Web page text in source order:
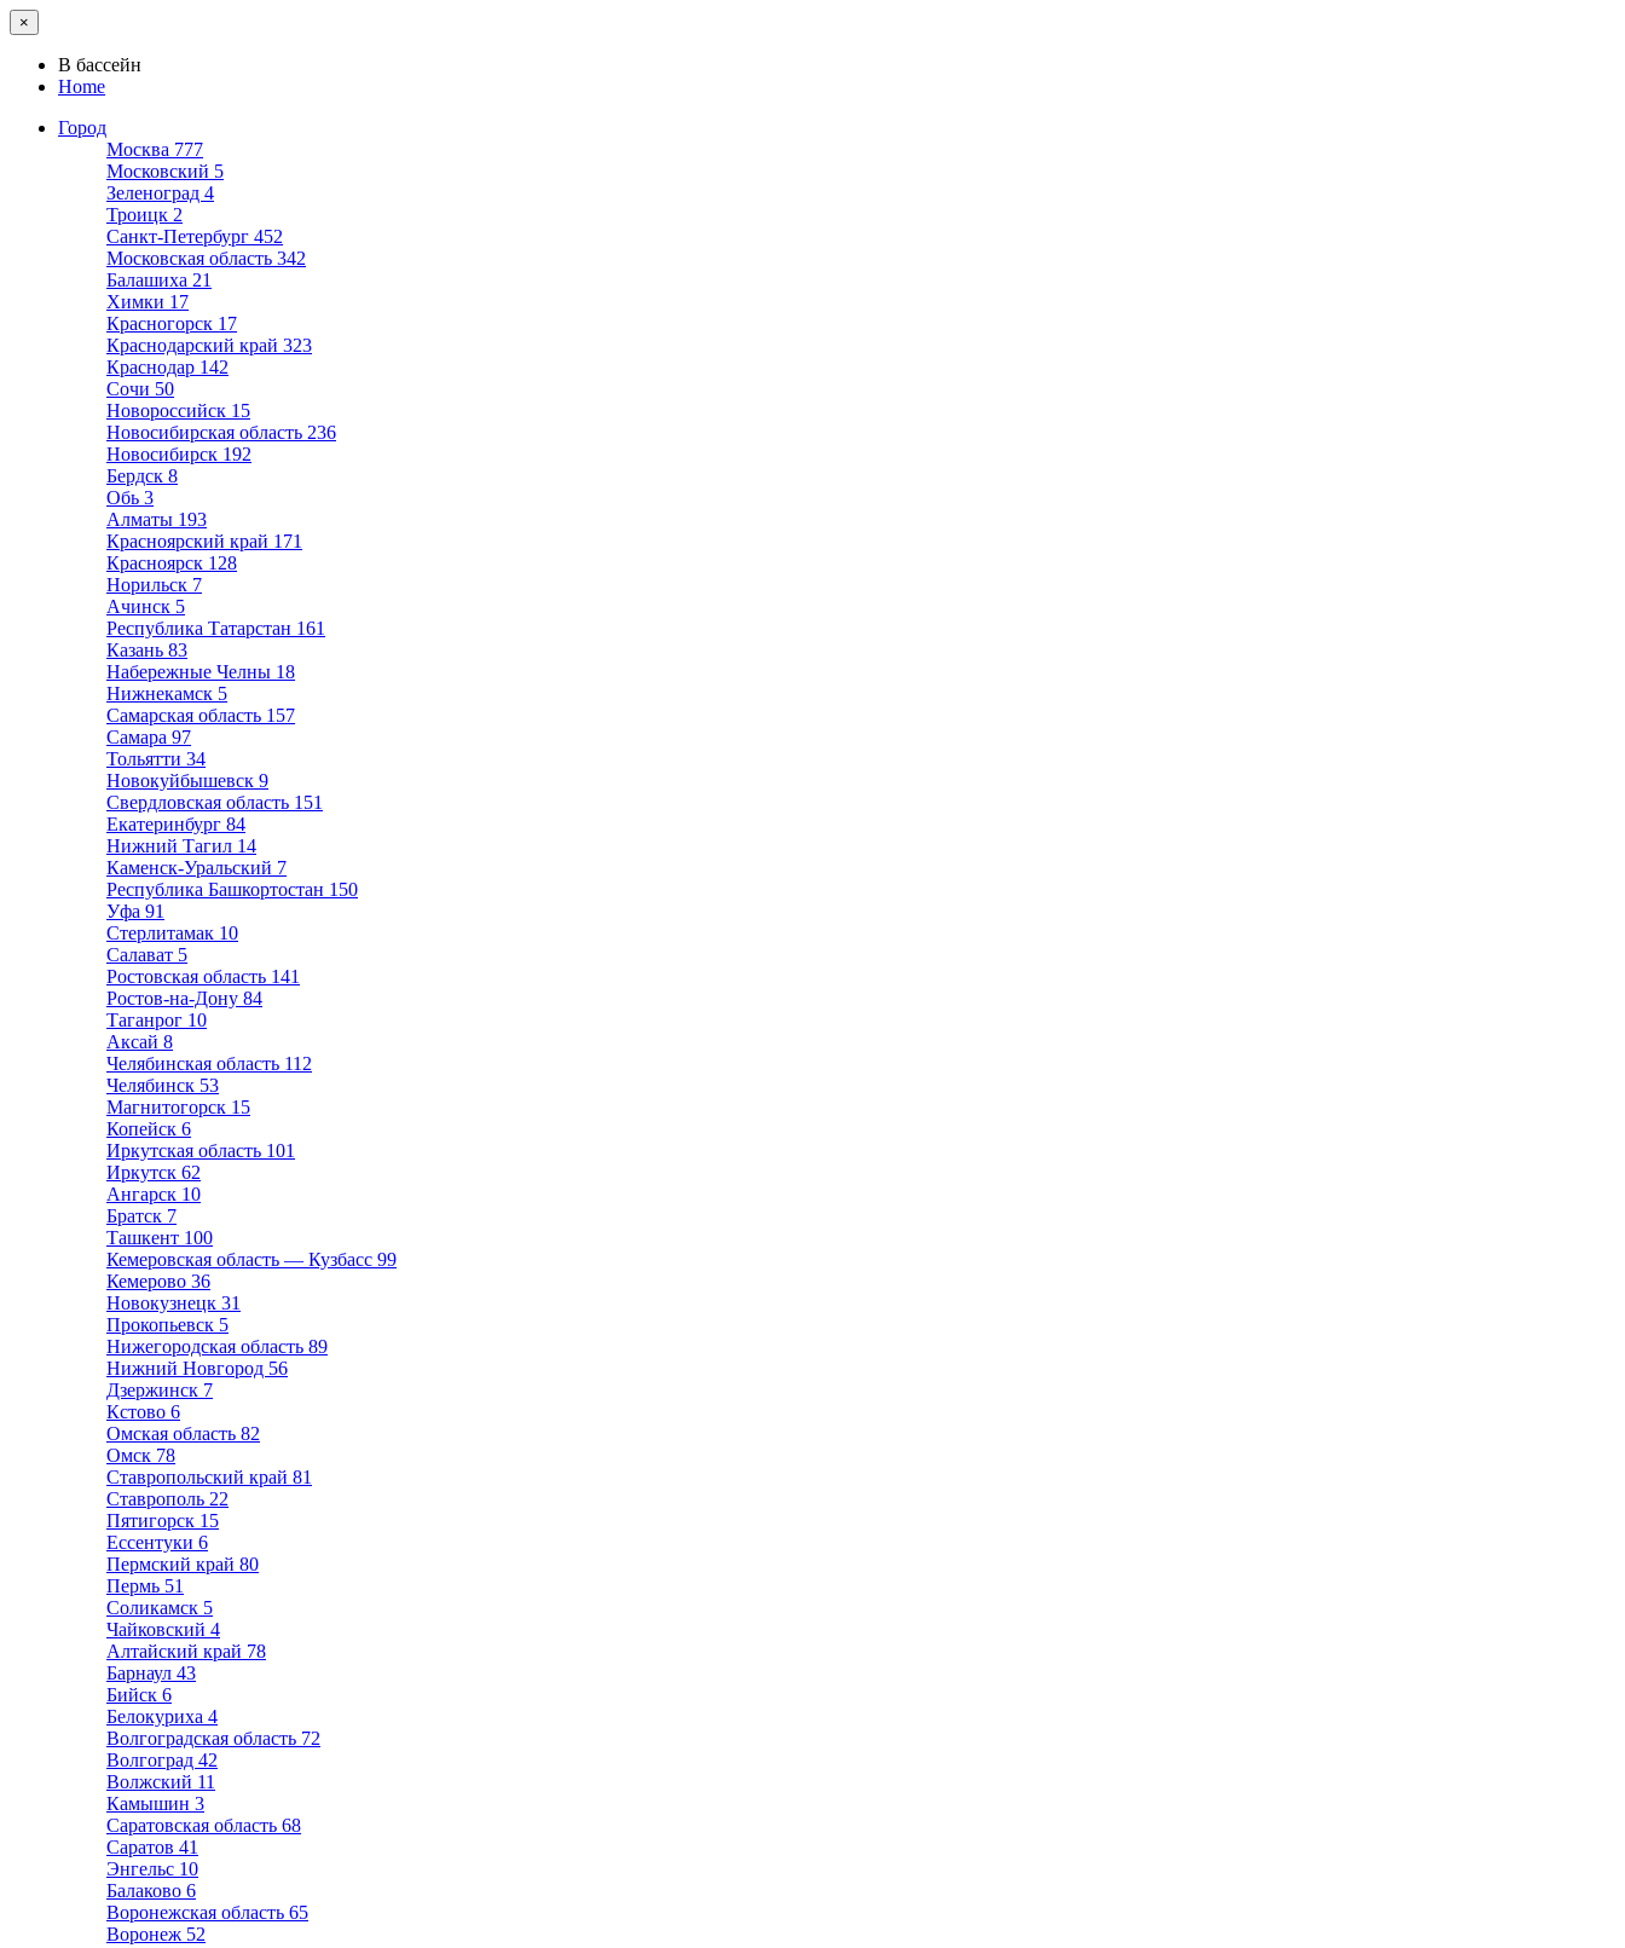
×
В бассейн
Home
Город
Москва 777
Московский 5
Зеленоград 4
Троицк 2
Санкт-Петербург 452
Московская область 342
Балашиха 21
Химки 17
Красногорск 17
Краснодарский край 323
Краснодар 142
Сочи 50
Новороссийск 15
Новосибирская область 236
Новосибирск 192
Бердск 8
Обь 3
Алматы 193
Красноярский край 171
Красноярск 128
Норильск 7
Ачинск 5
Республика Татарстан 161
Казань 83
Набережные Челны 18
Нижнекамск 5
Самарская область 157
Самара 97
Тольятти 34
Новокуйбышевск 9
Свердловская область 151
Екатеринбург 84
Нижний Тагил 14
Каменск-Уральский 7
Республика Башкортостан 150
Уфа 91
Стерлитамак 10
Салават 5
Ростовская область 141
Ростов-на-Дону 84
Таганрог 10
Аксай 8
Челябинская область 112
Челябинск 53
Магнитогорск 15
Копейск 6
Иркутская область 101
Иркутск 62
Ангарск 10
Братск 7
Ташкент 100
Кемеровская область — Кузбасс 99
Кемерово 36
Новокузнецк 31
Прокопьевск 5
Нижегородская область 89
Нижний Новгород 56
Дзержинск 7
Кстово 6
Омская область 82
Омск 78
Ставропольский край 81
Ставрополь 22
Пятигорск 15
Ессентуки 6
Пермский край 80
Пермь 51
Соликамск 5
Чайковский 4
Алтайский край 78
Барнаул 43
Бийск 6
Белокуриха 4
Волгоградская область 72
Волгоград 42
Волжский 11
Камышин 3
Саратовская область 68
Саратов 41
Энгельс 10
Балаково 6
Воронежская область 65
Воронеж 52